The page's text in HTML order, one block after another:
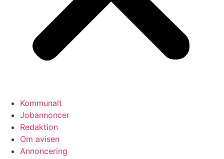
Kommunalt
Jobannoncer
Redaktion
Om avisen
Annoncering